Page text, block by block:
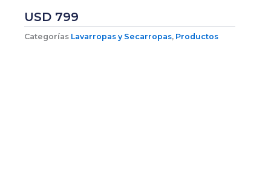
USD 799
Categorías Lavarropas y Secarropas, Productos